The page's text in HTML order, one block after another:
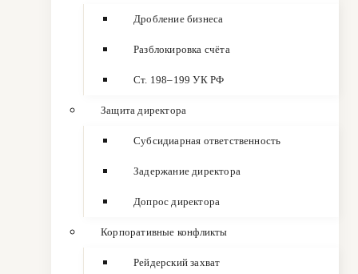
Дробление бизнеса
Разблокировка счёта
Ст. 198–199 УК РФ
Защита директора
Субсидиарная ответственность
Задержание директора
Допрос директора
Корпоративные конфликты
Рейдерский захват